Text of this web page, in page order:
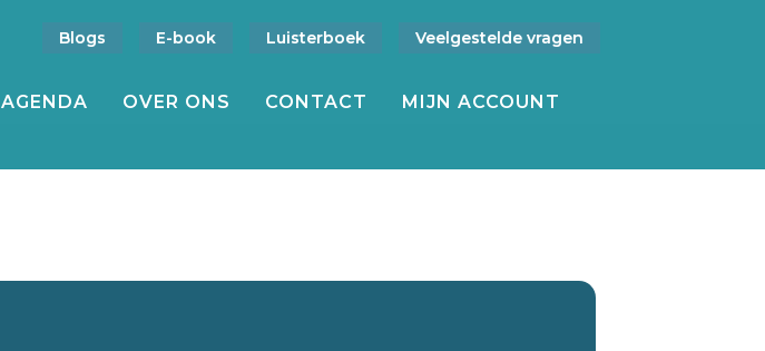
Blogs E-book Luisterboek Veelgestelde vragen
AGENDA OVER ONS CONTACT MIJN ACCOUNT